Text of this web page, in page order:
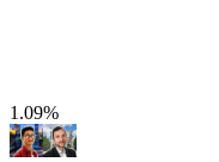
1.09%